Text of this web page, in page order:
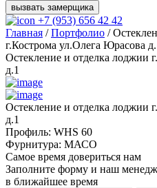
вызвать замерщика
+7 (953) 656 42 42
Главная / Портфолио /
г.Кострома ул.Олега Юрасова
Остекление и отделка лоджии
д.1
Остекление и отделка лоджии
д.1
Профиль: WHS 60
Фурнитура: МАСО
Самое время довериться нам
Заполните форму и наш
в ближайшее время